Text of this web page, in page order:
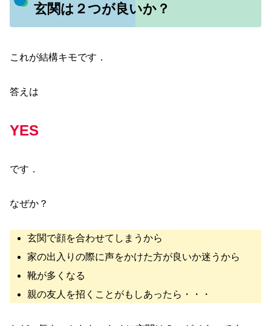
玄関は２つが良いか？
これが結構キモです．
答えは
YES
です．
なぜか？
玄関で顔を合わせてしまうから
家の出入りの際に声をかけた方が良いか迷うから
靴が多くなる
親の友人を招くことがもしあったら・・・